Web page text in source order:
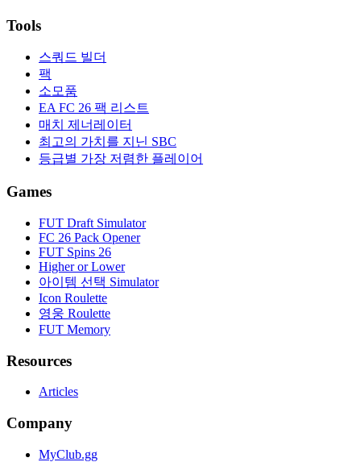
Tools
스쿼드 빌더
팩
소모품
EA FC 26 팩 리스트
매치 제너레이터
최고의 가치를 지닌 SBC
등급별 가장 저렴한 플레이어
Games
FUT Draft Simulator
FC 26 Pack Opener
FUT Spins 26
Higher or Lower
아이템 선택 Simulator
Icon Roulette
영웅 Roulette
FUT Memory
Resources
Articles
Company
MyClub.gg